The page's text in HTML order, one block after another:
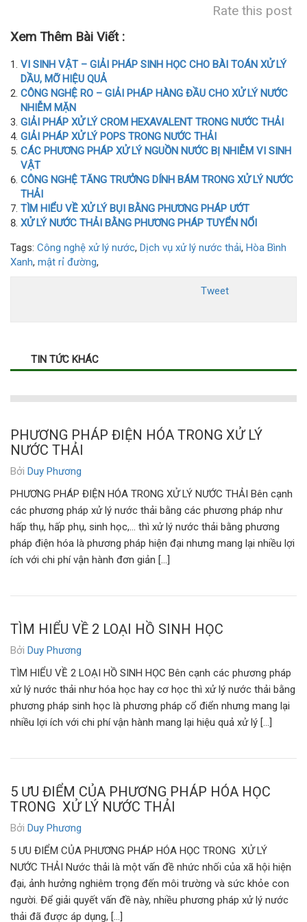
Rate this post
Xem Thêm Bài Viết :
VI SINH VẬT – GIẢI PHÁP SINH HỌC CHO BÀI TOÁN XỬ LÝ
DẦU, MỠ HIỆU QUẢ
CÔNG NGHỆ RO – GIẢI PHÁP HÀNG ĐẦU CHO XỬ LÝ NƯỚC
NHIỄM MẶN
GIẢI PHÁP XỬ LÝ CROM HEXAVALENT TRONG NƯỚC THẢI
GIẢI PHÁP XỬ LÝ POPS TRONG NƯỚC THẢI
CÁC PHƯƠNG PHÁP XỬ LÝ NGUỒN NƯỚC BỊ NHIỄM VI SINH
VẬT
CÔNG NGHỆ TĂNG TRƯỞNG DÍNH BÁM TRONG XỬ LÝ NƯỚC
THẢI
TÌM HIỂU VỀ XỬ LÝ BỤI BẰNG PHƯƠNG PHÁP ƯỚT
XỬ LÝ NƯỚC THẢI BẰNG PHƯƠNG PHÁP TUYỂN NỔI
Tags: Công nghệ xử lý nước, Dịch vụ xử lý nước thải, Hòa Bình
Xanh, mật rỉ đường,
Tweet
TIN TỨC KHÁC
PHƯƠNG PHÁP ĐIỆN HÓA TRONG XỬ LÝ
NƯỚC THẢI
Bởi Duy Phương
PHƯƠNG PHÁP ĐIỆN HÓA TRONG XỬ LÝ NƯỚC THẢI Bên cạnh
các phương pháp xử lý nước thải bằng các phương pháp như
hấp thụ, hấp phụ, sinh học,… thì xử lý nước thải bằng phương
pháp điện hóa là phương pháp hiện đại nhưng mang lại nhiều lợi
ích với chi phí vận hành đơn giản […]
TÌM HIỂU VỀ 2 LOẠI HỒ SINH HỌC
Bởi Duy Phương
TÌM HIỂU VỀ 2 LOẠI HỒ SINH HỌC Bên cạnh các phương pháp
xử lý nước thải như hóa học hay cơ học thì xử lý nước thải bằng
phương pháp sinh học là phương pháp cổ điển nhưng mang lại
nhiều lợi ích với chi phí vận hành mang lại hiệu quả xử lý […]
5 ƯU ĐIỂM CỦA PHƯƠNG PHÁP HÓA HỌC
TRONG XỬ LÝ NƯỚC THẢI
Bởi Duy Phương
5 ƯU ĐIỂM CỦA PHƯƠNG PHÁP HÓA HỌC TRONG XỬ LÝ
NƯỚC THẢI Nước thải là một vấn đề nhức nhối của xã hội hiện
đại, ảnh hưởng nghiêm trọng đến môi trường và sức khỏe con
người. Để giải quyết vấn đề này, nhiều phương pháp xử lý nước
thải đã được áp dụng, […]